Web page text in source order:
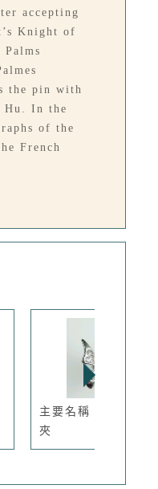
accepting
Knight of
the pin with
Hu. In the
of the
French
主要名稱：蝴蝶狀髮
夾